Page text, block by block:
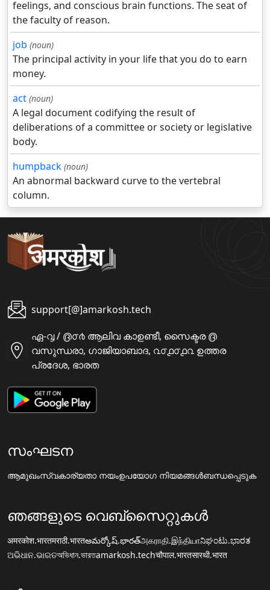
feelings, and conscious brain functions. The seat of
the faculty of reason.
job (noun)
The principal activity in your life that you do to earn
money.
act (noun)
A legal document codifying the result of
deliberations of a committee or society or legislative
body.
humpback (noun)
An abnormal backward curve to the vertebral
column.
support[@]amarkosh.tech
ഏ-൮ / ൫൦൪ ആലിവ കാഉണ്ടീ, സൈക്ടര ൫
വസുന്ധരാ, ഗാജിയാബാദ, ൨൦൧൦൧൨ ഉത്തര
പ്രദേശ, ഭാരത
സംഘടന
ആമുഖംസ്വകാര്യതാ നയംഉപയോഗ നിയമങ്ങൾബന്ധപ്പെടുക
ഞങ്ങളുടെ വെബ്സൈറ്റുകൾ
अमरकोश.भारतमराठी.भारतఅమర్కోష్.భారత్அகராதி.இந்தியாನಿಘಂಟು.ಭಾರತ
ଅଭିଧାନ.ଭାରତঅভিধান.ভারতamarkosh.techचौपाल.भारतसारथी.भारत